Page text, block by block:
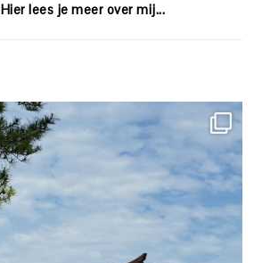
Hier lees je meer over mij...